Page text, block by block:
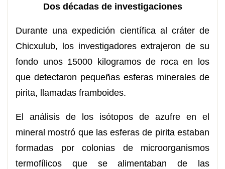
Dos décadas de investigaciones
Durante una expedición científica al cráter de
Chicxulub, los investigadores extrajeron de su
fondo unos 15000 kilogramos de roca en los
que detectaron pequeñas esferas minerales de
pirita, llamadas framboides.
El análisis de los isótopos de azufre en el
mineral mostró que las esferas de pirita estaban
formadas por colonias de microorganismos
termofílicos que se alimentaban de las